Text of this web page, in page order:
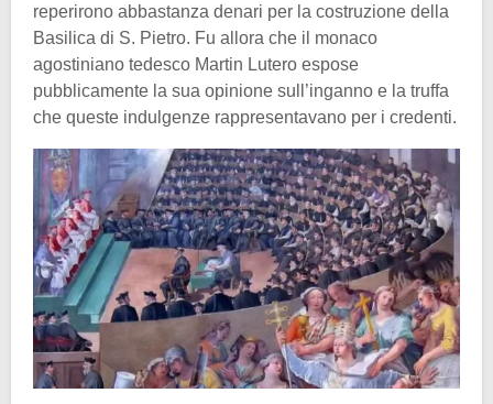
reperirono abbastanza denari per la costruzione della
Basilica di S. Pietro. Fu allora che il monaco
agostiniano tedesco Martin Lutero espose
pubblicamente la sua opinione sull’inganno e la truffa
che queste indulgenze rappresentavano per i credenti.